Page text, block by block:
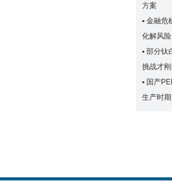
方案
▪ 金融危
化解风险
▪ 部分钛
挑战才
▪ 国产
生产时期